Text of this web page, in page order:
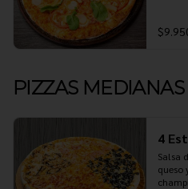
PIZZAS MEDIANAS
4
Salsa
queso